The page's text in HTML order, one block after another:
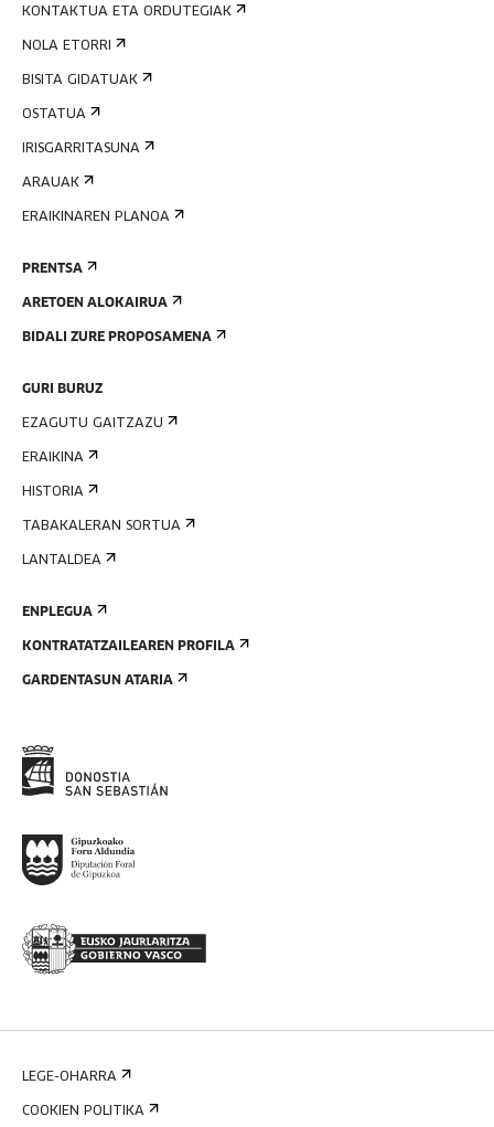
KONTAKTUA ETA ORDUTEGIAK
NOLA ETORRI
BISITA GIDATUAK
OSTATUA
IRISGARRITASUNA
ARAUAK
ERAIKINAREN PLANOA
PRENTSA
ARETOEN ALOKAIRUA
BIDALI ZURE PROPOSAMENA
GURI BURUZ
EZAGUTU GAITZAZU
ERAIKINA
HISTORIA
TABAKALERAN SORTUA
LANTALDEA
ENPLEGUA
KONTRATATZAILEAREN PROFILA
GARDENTASUN ATARIA
LEGE-OHARRA
COOKIEN POLITIKA